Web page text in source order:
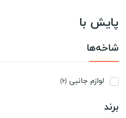
پایش با
شاخه‌ها
لوازم جانبی (6)
برند